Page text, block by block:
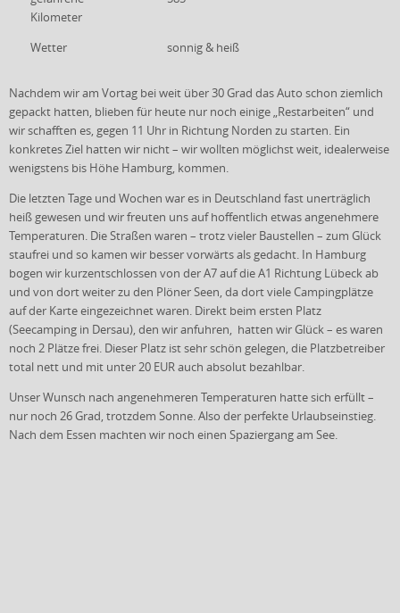
Kilometer
Wetter sonnig & heiß
Nachdem wir am Vortag bei weit über 30 Grad das Auto schon ziemlich
gepackt hatten, blieben für heute nur noch einige „Restarbeiten“ und
wir schafften es, gegen 11 Uhr in Richtung Norden zu starten. Ein
konkretes Ziel hatten wir nicht – wir wollten möglichst weit, idealerweise
wenigstens bis Höhe Hamburg, kommen.
Die letzten Tage und Wochen war es in Deutschland fast unerträglich
heiß gewesen und wir freuten uns auf hoffentlich etwas angenehmere
Temperaturen. Die Straßen waren – trotz vieler Baustellen – zum Glück
staufrei und so kamen wir besser vorwärts als gedacht. In Hamburg
bogen wir kurzentschlossen von der A7 auf die A1 Richtung Lübeck ab
und von dort weiter zu den Plöner Seen, da dort viele Campingplätze
auf der Karte eingezeichnet waren. Direkt beim ersten Platz
(Seecamping in Dersau), den wir anfuhren, hatten wir Glück – es waren
noch 2 Plätze frei. Dieser Platz ist sehr schön gelegen, die Platzbetreiber
total nett und mit unter 20 EUR auch absolut bezahlbar.
Unser Wunsch nach angenehmeren Temperaturen hatte sich erfüllt –
nur noch 26 Grad, trotzdem Sonne. Also der perfekte Urlaubseinstieg.
Nach dem Essen machten wir noch einen Spaziergang am See.